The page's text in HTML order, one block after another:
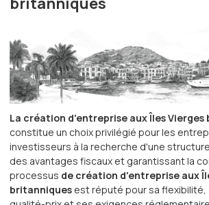
La création d'entreprise aux Îles
constitue un choix privilégié pour les
investisseurs à la recherche d'une
des avantages fiscaux et garantissant la
processus de création d'entreprise aux
britanniques est réputé pour sa